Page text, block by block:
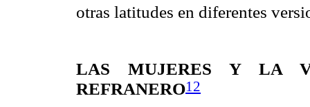
otras latitudes en diferentes
LAS MUJERES Y LA
REFRANERO12